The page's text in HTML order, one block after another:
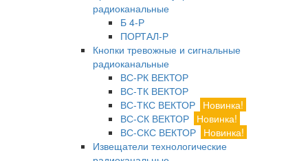
радиоканальные
Б 4-Р
ПОРТАЛ-Р
Кнопки тревожные и сигнальные
радиоканальные
ВС-РК ВЕКТОР
ВС-ТК ВЕКТОР
ВС-ТКС ВЕКТОР Новинка!
ВС-СК ВЕКТОР Новинка!
ВС-СКС ВЕКТОР Новинка!
Извещатели технологические